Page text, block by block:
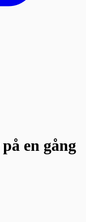
på en gång